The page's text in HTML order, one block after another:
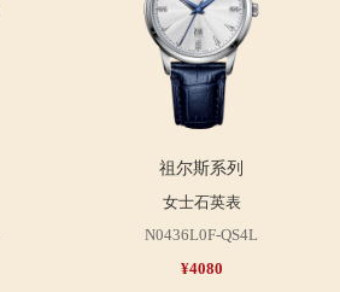
祖尔斯系列
女士石英表
N0436L0F-QS4L
¥4080